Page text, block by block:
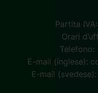
Partita
Orari
Telefono:
E-mail (inglese):
E-mail (svedese):